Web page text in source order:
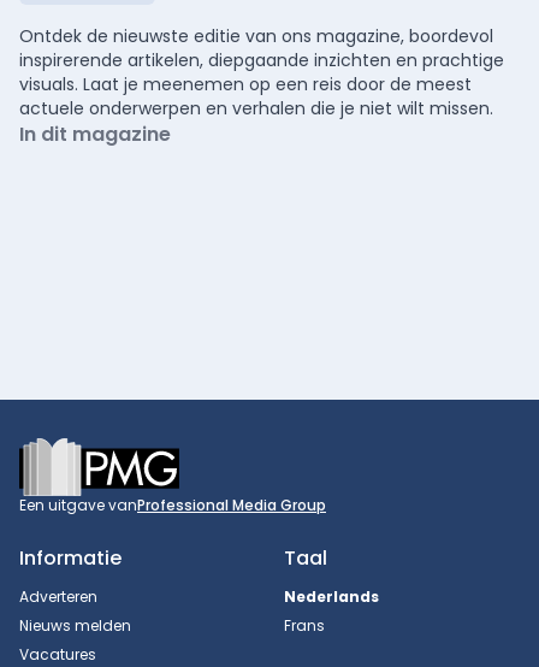
Ontdek de nieuwste editie van ons magazine, boordevol
inspirerende artikelen, diepgaande inzichten en prachtige
visuals. Laat je meenemen op een reis door de meest
actuele onderwerpen en verhalen die je niet wilt missen.
In dit magazine
Footer
Een uitgave vanProfessional Media Group
Informatie
Adverteren
Nieuws melden
Vacatures
Taal
Nederlands
Frans